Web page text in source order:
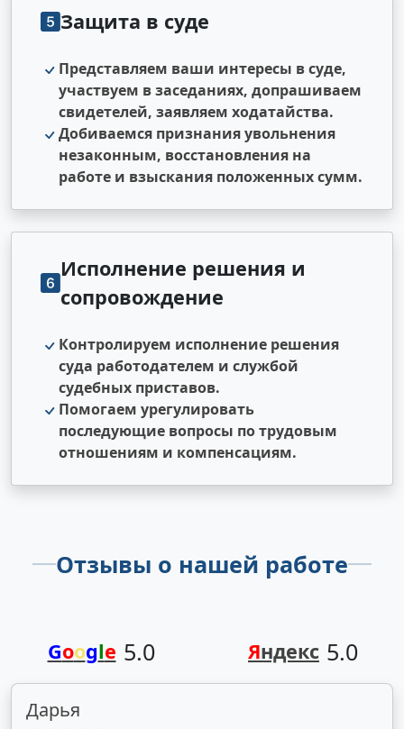
Защита в суде
Представляем ваши интересы в суде,
участвуем в заседаниях, допрашиваем
свидетелей, заявляем ходатайства.
Добиваемся признания увольнения
незаконным, восстановления на
работе и взыскания положенных сумм.
Исполнение решения и
сопровождение
Контролируем исполнение решения
суда работодателем и службой
судебных приставов.
Помогаем урегулировать
последующие вопросы по трудовым
отношениям и компенсациям.
Отзывы о нашей работе
Google 5.0 Яндекс 5.0
Дарья